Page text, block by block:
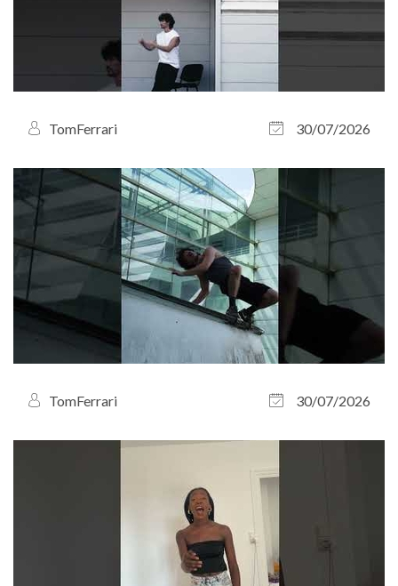
TomFerrari 30/07/2026
TomFerrari 30/07/2026